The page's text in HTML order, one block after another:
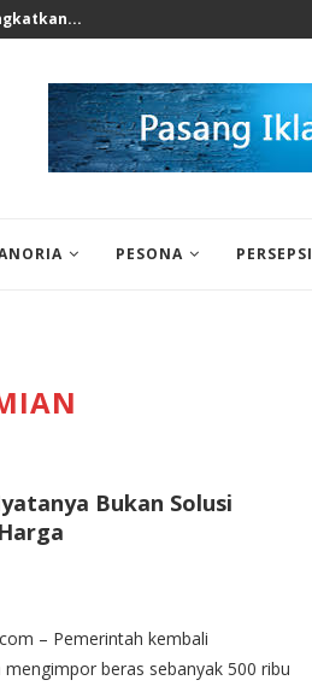
PESONA PERSEPSI
Bukan Solusi
– Pemerintah kembali
beras sebanyak 500 ribu